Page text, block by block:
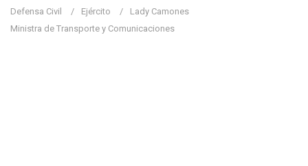
Defensa Civil
Ejército
Lady Camones
Ministra de Transporte y Comunicaciones